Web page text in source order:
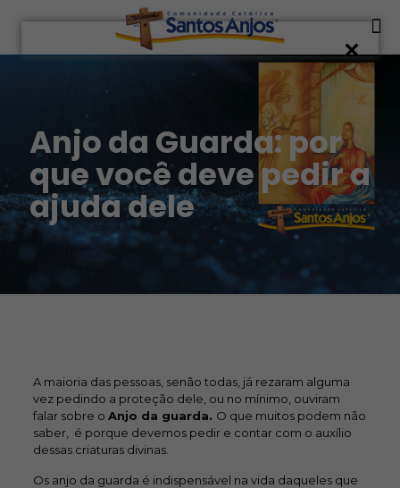
Anjo da Guarda: por
que você deve pedir a
ajuda dele
A maioria das pessoas, senão todas, já rezaram alguma
vez pedindo a proteção dele, ou no mínimo, ouviram
falar sobre o Anjo da guarda. O que muitos podem não
saber, é porque devemos pedir e contar com o auxílio
dessas criaturas divinas.
Os anjo da guarda é indispensável na vida daqueles que